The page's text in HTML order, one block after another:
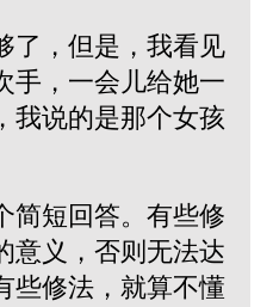
了，但是，我看见
手，一会儿给她一
我说的是那个女孩
简短回答。有些修
意义，否则无法达
些修法，就算不懂